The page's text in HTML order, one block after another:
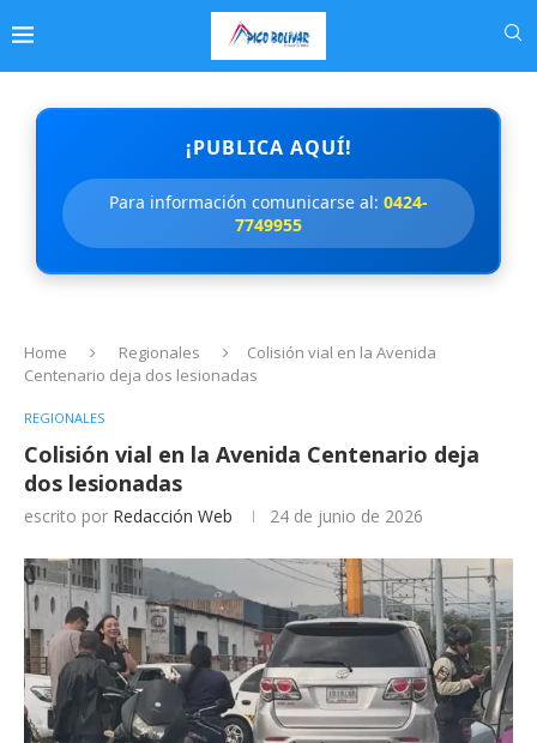
¡PUBLICA AQUÍ!
Para información comunicarse al: 0424-
7749955
Home Regionales
Colisión vial en la Avenida
Centenario deja dos lesionadas
REGIONALES
Colisión vial en la Avenida Centenario deja
dos lesionadas
escrito por Redacción Web 24 de junio de 2026